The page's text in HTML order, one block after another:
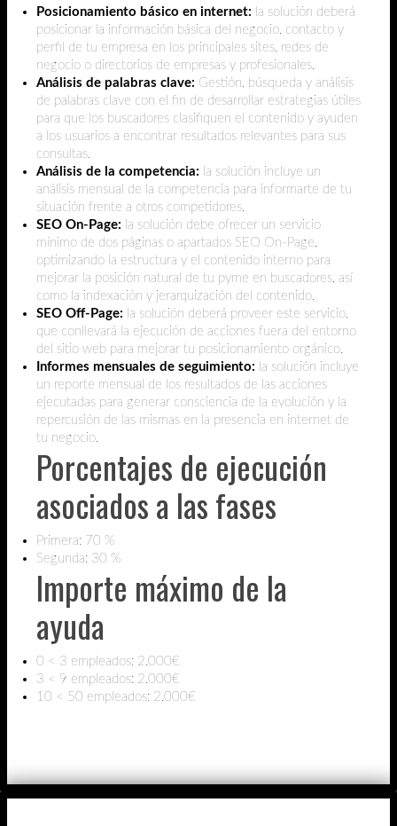
Posicionamiento básico en internet: la solución deberá
posicionar la información básica del negocio, contacto y
perfil de tu empresa en los principales sites, redes de
negocio o directorios de empresas y profesionales.
Análisis de palabras clave: Gestión, búsqueda y análisis
de palabras clave con el fin de desarrollar estrategias útiles
para que los buscadores clasifiquen el contenido y ayuden
a los usuarios a encontrar resultados relevantes para sus
consultas.
Análisis de la competencia: la solución incluye un
análisis mensual de la competencia para informarte de tu
situación frente a otros competidores.
SEO On-Page: la solución debe ofrecer un servicio
mínimo de dos páginas o apartados SEO On-Page,
optimizando la estructura y el contenido interno para
mejorar la posición natural de tu pyme en buscadores, así
como la indexación y jerarquización del contenido.
SEO Off-Page: la solución deberá proveer este servicio,
que conllevará la ejecución de acciones fuera del entorno
del sitio web para mejorar tu posicionamiento orgánico.
Informes mensuales de seguimiento: la solución incluye
un reporte mensual de los resultados de las acciones
ejecutadas para generar consciencia de la evolución y la
repercusión de las mismas en la presencia en internet de
tu negocio.
Porcentajes de ejecución
asociados a las fases
Primera: 70 %
Segunda: 30 %
Importe máximo de la
ayuda
0 < 3 empleados: 2.000€
3 < 9 empleados: 2.000€
10 < 50 empleados: 2.000€